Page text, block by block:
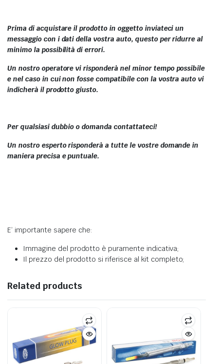
Prima di acquistare il prodotto in oggetto inviateci un
messaggio con i dati della vostra auto, questo per ridurre al
minimo la possibilità di errori.
Un nostro operatore vi risponderà nel minor tempo possibile
e nel caso in cui non fosse compatibile con la vostra auto vi
indicherà il prodotto giusto.
Per qualsiasi dubbio o domanda contattateci!
Un nostro esperto risponderà a tutte le vostre domande in
maniera precisa e puntuale.
E’ importante sapere che:
Immagine del prodotto è puramente indicativa;
Il prezzo del prodotto si riferisce al kit completo;
Related products